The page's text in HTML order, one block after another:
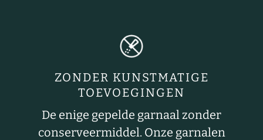
ZONDER KUNSTMATIGE
TOEVOEGINGEN
De enige gepelde garnaal zonder
conserveermiddel. Onze garnalen